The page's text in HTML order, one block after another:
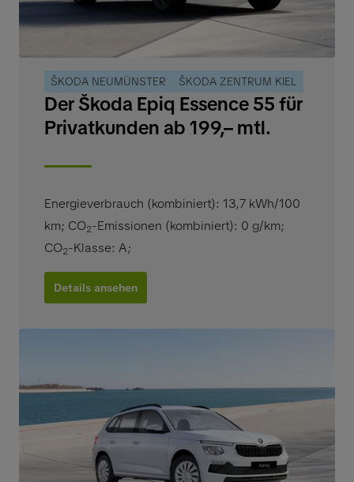
ŠKODA NEUMÜNSTER ŠKODA ZENTRUM KIEL
Der Škoda Epiq Essence 55 für
Privatkunden ab 199,– mtl.
Energieverbrauch (kombiniert): 13,7 kWh/100
km; CO2-Emissionen (kombiniert): 0 g/km;
CO2-Klasse: A;
Details ansehen